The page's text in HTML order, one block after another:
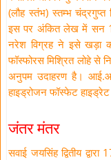
(लौह स्तंभ) स्तम्भ चंद्रगुप्त
इस पर अंकित लेख में सन
नरेश विग्रह ने इसे खड़ा
फॉस्फोरस मिश्रित लोहे से
अनुपम उदाहरण है।
हाइड्रोजन फॉस्फेट हाइड्रेट
जंतर मंतर
सवाई जयसिंह द्वितीय